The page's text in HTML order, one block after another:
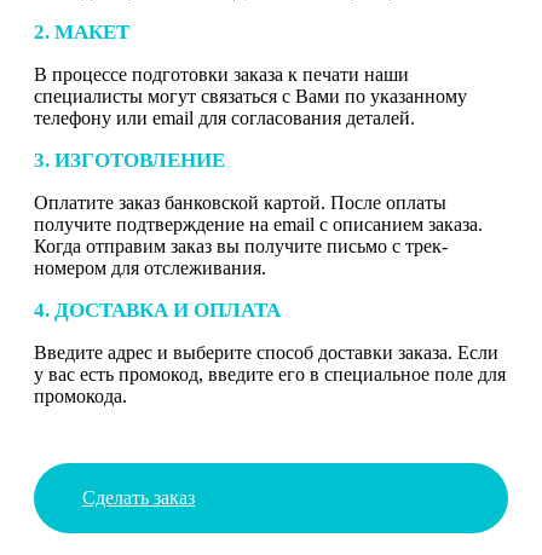
2. МАКЕТ
В процессе подготовки заказа к печати наши
специалисты могут связаться с Вами по указанному
телефону или email для согласования деталей.
3. ИЗГОТОВЛЕНИЕ
Оплатите заказ банковской картой. После оплаты
получите подтверждение на email с описанием заказа.
Когда отправим заказ вы получите письмо с трек-
номером для отслеживания.
4. ДОСТАВКА И ОПЛАТА
Введите адрес и выберите способ доставки заказа. Если
у вас есть промокод, введите его в специальное поле для
промокода.
Сделать заказ